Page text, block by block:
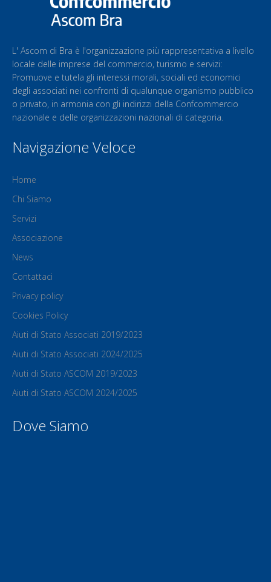
L' Ascom di Bra è l'organizzazione più rappresentativa a livello
locale delle imprese del commercio, turismo e servizi:
Promuove e tutela gli interessi morali, sociali ed economici
degli associati nei confronti di qualunque organismo pubblico
o privato, in armonia con gli indirizzi della Confcommercio
nazionale e delle organizzazioni nazionali di categoria.
Navigazione Veloce
Home
Chi Siamo
Servizi
Associazione
News
Contattaci
Privacy policy
Cookies Policy
Aiuti di Stato Associati 2019/2023
Aiuti di Stato Associati 2024/2025
Aiuti di Stato ASCOM 2019/2023
Aiuti di Stato ASCOM 2024/2025
Dove Siamo